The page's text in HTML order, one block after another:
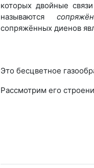
которых двойные
называются
сопряжённых диенов
Это бесцветное
Рассмотрим его